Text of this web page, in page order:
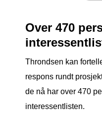
Over 470
Throndsen kan
respons rundt
de nå har over 470
interessentlisten.